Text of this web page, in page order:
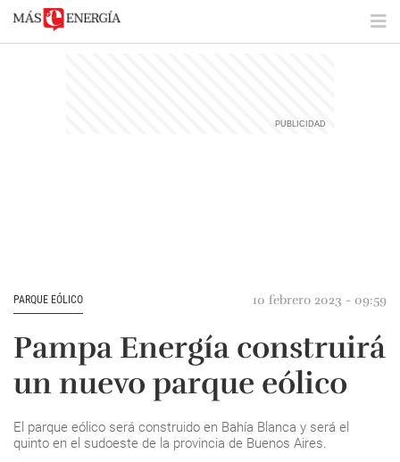
PARQUE EÓLICO 10 febrero 2023 - 09:59
Pampa Energía construirá
un nuevo parque eólico
El parque eólico será construido en Bahía Blanca y será el
quinto en el sudoeste de la provincia de Buenos Aires.